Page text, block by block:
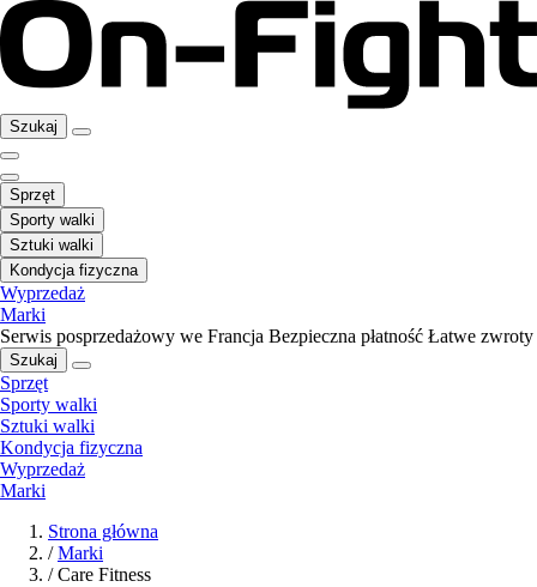
Szukaj
Sprzęt
Sporty walki
Sztuki walki
Kondycja fizyczna
Wyprzedaż
Marki
Serwis posprzedażowy we Francja Bezpieczna płatność Łatwe zwroty
Szukaj
Sprzęt
Sporty walki
Sztuki walki
Kondycja fizyczna
Wyprzedaż
Marki
Strona główna
/ Marki
/ Care Fitness